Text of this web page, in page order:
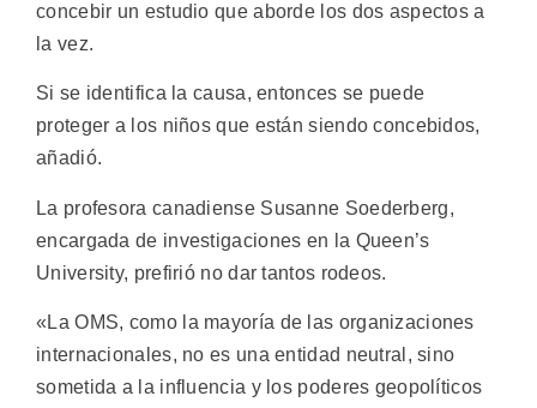
concebir un estudio que aborde los dos aspectos a
la vez.
Si se identifica la causa, entonces se puede
proteger a los niños que están siendo concebidos,
añadió.
La profesora canadiense Susanne Soederberg,
encargada de investigaciones en la Queen’s
University, prefirió no dar tantos rodeos.
«La OMS, como la mayoría de las organizaciones
internacionales, no es una entidad neutral, sino
sometida a la influencia y los poderes geopolíticos